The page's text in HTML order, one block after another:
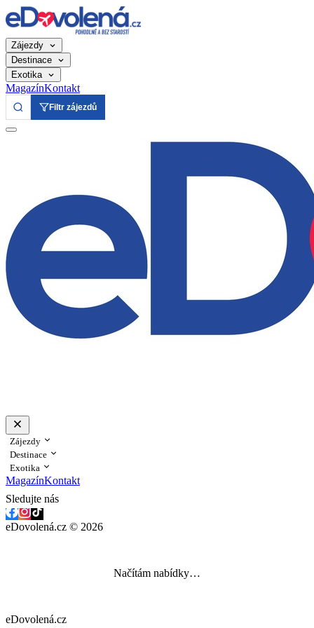
Zájezdy
Destinace
Exotika
MagazínKontakt
Filtr zájezdů
Zájezdy
Destinace
Exotika
MagazínKontakt
Sledujte nás
eDovolená.cz © 2026
Načítám nabídky…
eDovolená.cz